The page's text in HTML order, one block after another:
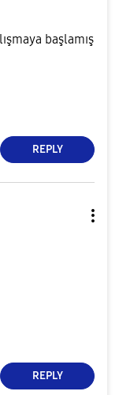
başlamış
REPLY
REPLY